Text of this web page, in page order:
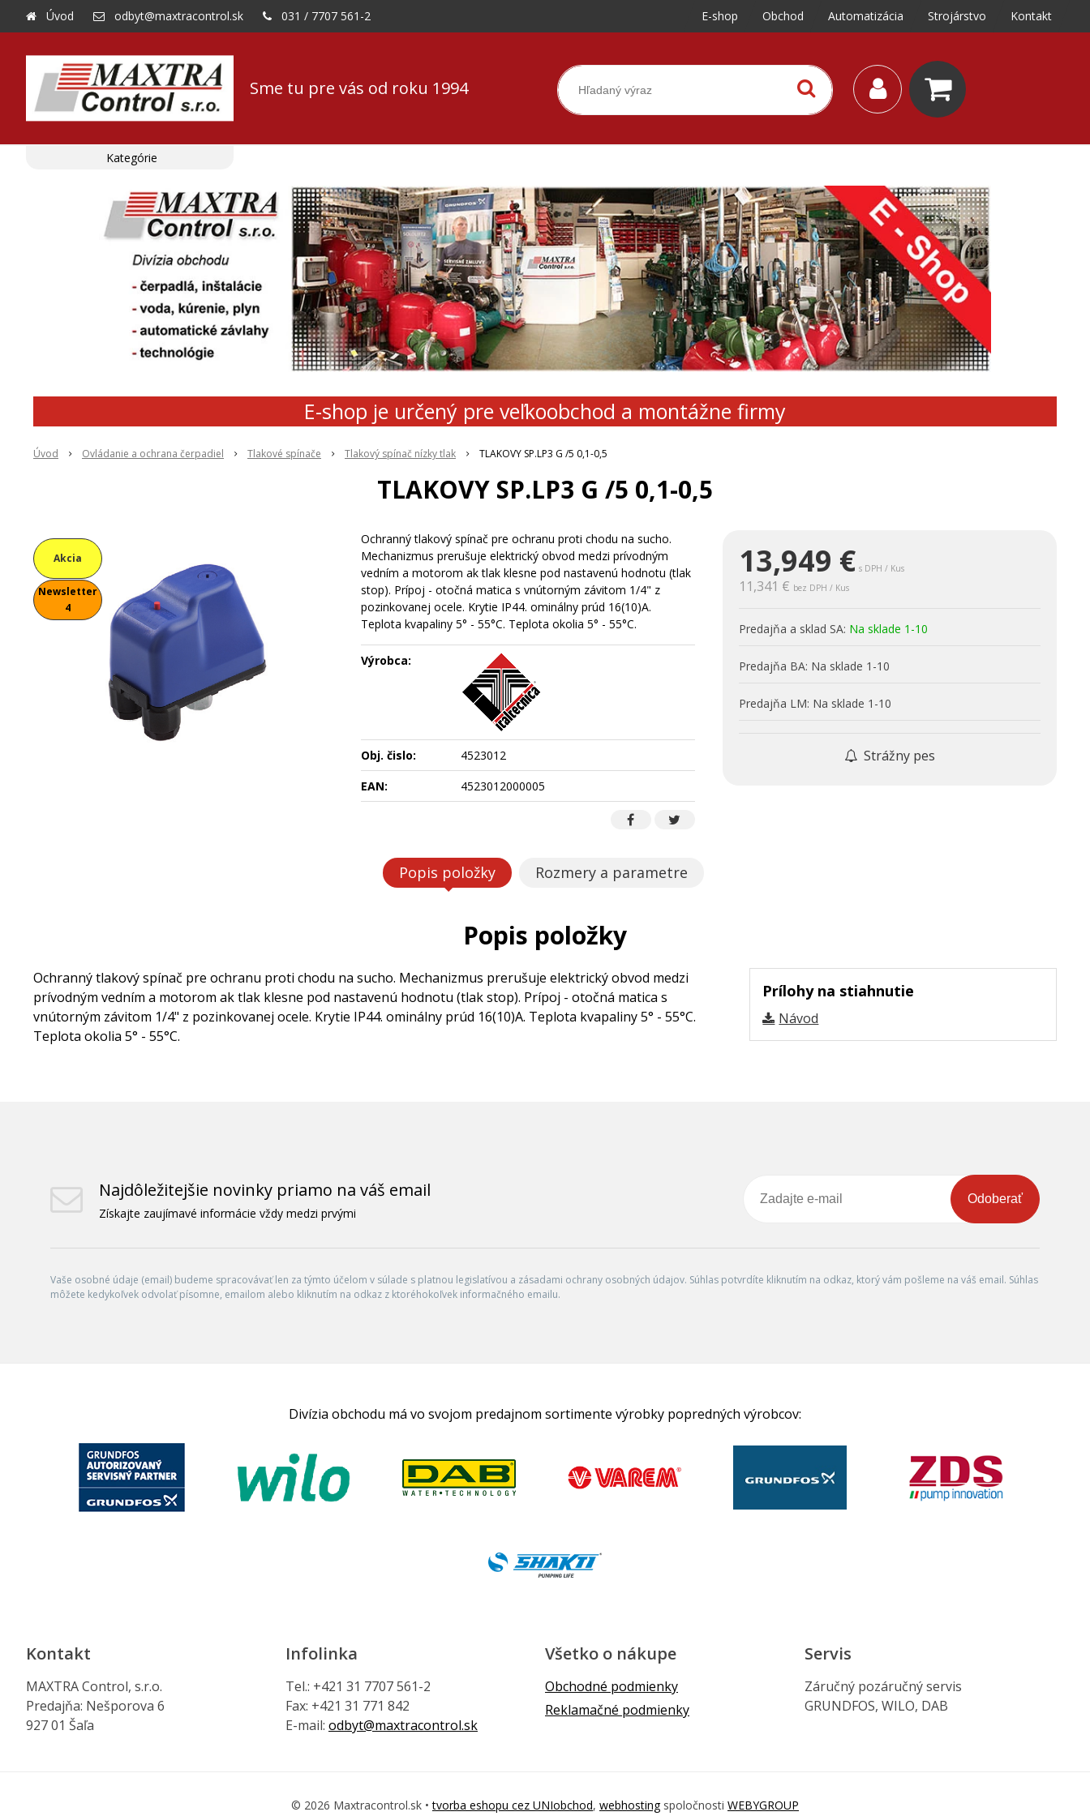
Sme tu pre vás od roku 1994
Úvod odbyt@maxtracontrol.sk 031 / 7707 561-2 E-shop Obchod Automatizácia Strojárstvo Kontakt
E-shop je určený pre veľkoobchod a montážne firmy
Úvod Ovládanie a ochrana čerpadiel Tlakové spínače Tlakový spínač nízky tlak TLAKOVY SP.LP3 G /5 0,1-0,5
TLAKOVY SP.LP3 G /5 0,1-0,5
Akcia
Newsletter
4
13,949 € s DPH / Kus
11,341 € bez DPH / Kus
Predajňa a sklad SA: Na sklade 1-10
Predajňa BA: Na sklade 1-10
Predajňa LM: Na sklade 1-10
Strážny pes
Ochranný tlakový spínač pre ochranu proti chodu na sucho.
Mechanizmus prerušuje elektrický obvod medzi prívodným
vedním a motorom ak tlak klesne pod nastavenú hodnotu (tlak
stop). Prípoj - otočná matica s vnútorným závitom 1/4" z
pozinkovanej ocele. Krytie IP44. ominálny prúd 16(10)A.
Teplota kvapaliny 5° - 55°C. Teplota okolia 5° - 55°C.
Výrobca:
Obj. čislo:
4523012
EAN:
4523012000005
Popis položky Rozmery a parametre
Popis položky
Prílohy na stiahnutie
Návod
Ochranný tlakový spínač pre ochranu proti chodu na sucho. Mechanizmus prerušuje elektrický obvod medzi
prívodným vedním a motorom ak tlak klesne pod nastavenú hodnotu (tlak stop). Prípoj - otočná matica s
vnútorným závitom 1/4" z pozinkovanej ocele. Krytie IP44. ominálny prúd 16(10)A. Teplota kvapaliny 5° - 55°C.
Teplota okolia 5° - 55°C.
Kategórie
Najdôležitejšie novinky priamo na váš email
Získajte zaujímavé informácie vždy medzi prvými
Odoberať
Vaše osobné údaje (email) budeme spracovávať len za týmto účelom v súlade s platnou legislatívou a zásadami ochrany osobných údajov. Súhlas potvrdíte kliknutím na odkaz, ktorý vám pošleme na váš email. Súhlas
môžete kedykoľvek odvolať písomne, emailom alebo kliknutím na odkaz z ktoréhokoľvek informačného emailu.
Divízia obchodu má vo svojom predajnom sortimente výrobky popredných výrobcov:
Kontakt
MAXTRA Control, s.r.o.
Predajňa: Nešporova 6
927 01 Šaľa
Infolinka
Tel.: +421 31 7707 561-2
Fax: +421 31 771 842
E-mail: odbyt@maxtracontrol.sk
Všetko o nákupe
Obchodné podmienky
Reklamačné podmienky
Servis
Záručný pozáručný servis
GRUNDFOS, WILO, DAB
© 2026 Maxtracontrol.sk •tvorba eshopu cez UNIobchod, webhostingspoločnosti WEBYGROUP